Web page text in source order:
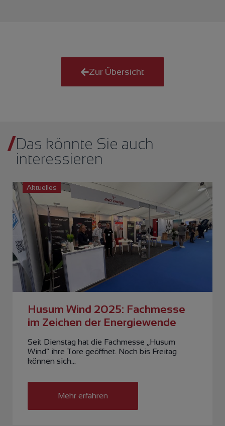
Zur Übersicht
Das könnte Sie auch
interessieren
Aktuelles
Husum Wind 2025: Fachmesse
im Zeichen der Energiewende
Seit Dienstag hat die Fachmesse „Husum
Wind“ ihre Tore geöffnet. Noch bis Freitag
können sich…
Mehr erfahren